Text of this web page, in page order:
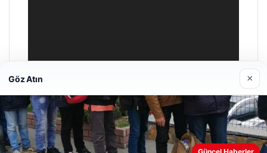
Enes Kaplan Avukatlık Bürosu
Nisan 28, 2026
Göz Atın ×